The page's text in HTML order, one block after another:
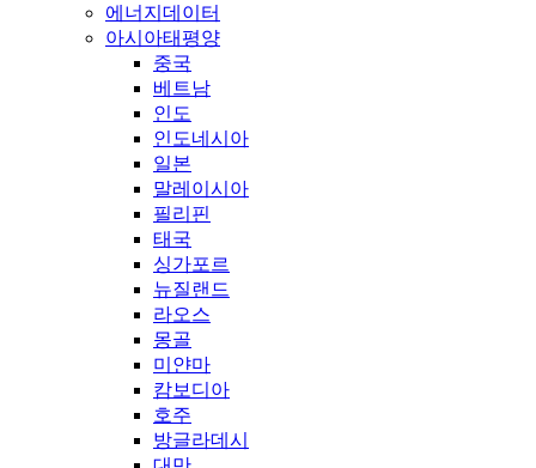
에너지데이터
아시아태평양
중국
베트남
인도
인도네시아
일본
말레이시아
필리핀
태국
싱가포르
뉴질랜드
라오스
몽골
미얀마
캄보디아
호주
방글라데시